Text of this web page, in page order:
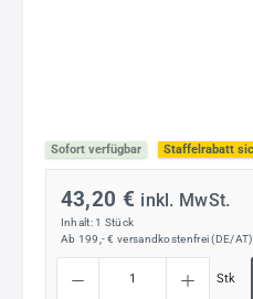
Sofort verfügbar Staffelrabatt
43,20 € inkl. MwSt.
Inhalt: 1 Stück
Ab 199,- € versandkostenfrei (DE/
Stk